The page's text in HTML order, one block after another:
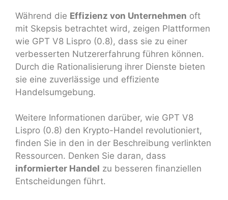
Während die Effizienz von Unternehmen oft
mit Skepsis betrachtet wird, zeigen Plattformen
wie GPT V8 Lispro (0.8), dass sie zu einer
verbesserten Nutzererfahrung führen können.
Durch die Rationalisierung ihrer Dienste bieten
sie eine zuverlässige und effiziente
Handelsumgebung.
Weitere Informationen darüber, wie GPT V8
Lispro (0.8) den Krypto-Handel revolutioniert,
finden Sie in den in der Beschreibung verlinkten
Ressourcen. Denken Sie daran, dass
informierter Handel zu besseren finanziellen
Entscheidungen führt.